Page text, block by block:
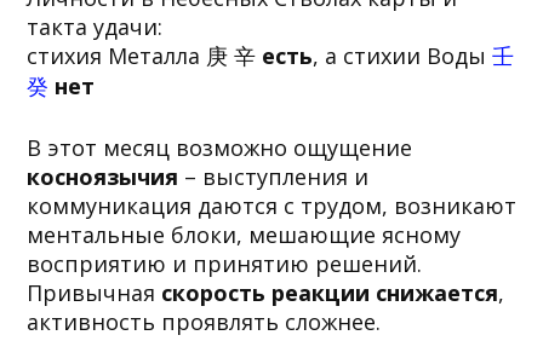
такта удачи:
стихия Металла 庚 辛 есть, а стихии Воды 壬
癸 нет
В этот месяц возможно ощущение
косноязычия – выступления и
коммуникация даются с трудом, возникают
ментальные блоки, мешающие ясному
восприятию и принятию решений.
Привычная скорость реакции снижается,
активность проявлять сложнее.